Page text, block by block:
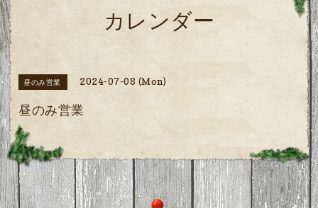
カレンダー
昼のみ営業 2024-07-08 (Mon)
昼のみ営業